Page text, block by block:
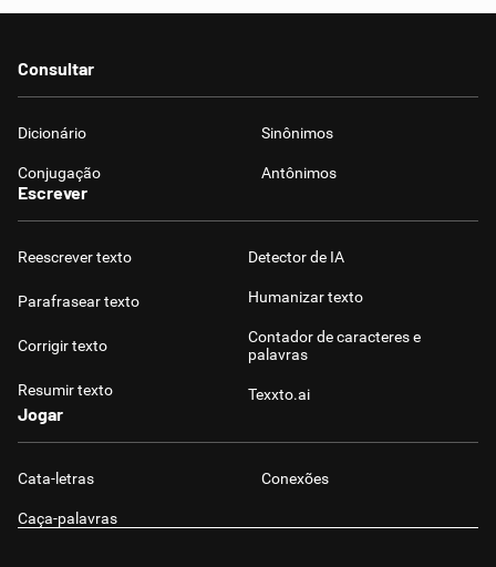
Consultar
Dicionário Sinônimos
Conjugação Antônimos
Escrever
Reescrever texto
Parafrasear texto
Corrigir texto
Resumir texto
Detector de IA
Humanizar texto
Contador de caracteres e
palavras
Texxto.ai
Jogar
Cata-letras Conexões
Caça-palavras